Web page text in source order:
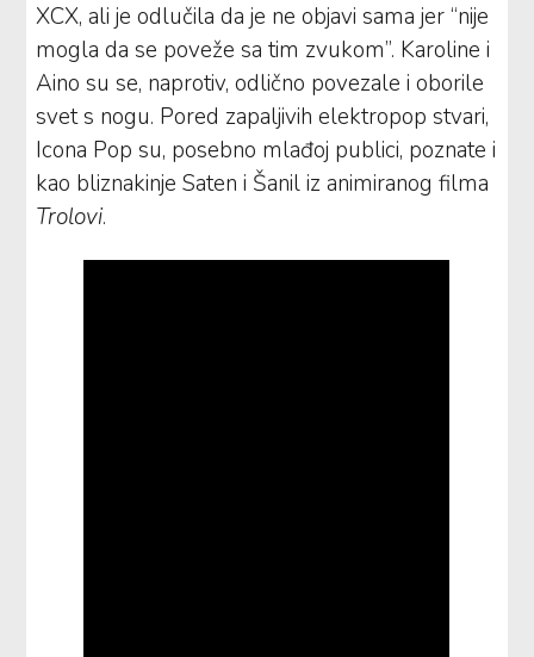
XCX, ali je odlučila da je ne objavi sama jer “nije
mogla da se poveže sa tim zvukom”. Karoline i
Aino su se, naprotiv, odlično povezale i oborile
svet s nogu. Pored zapaljivih elektropop stvari,
Icona Pop su, posebno mlađoj publici, poznate i
kao bliznakinje Saten i Šanil iz animiranog filma
Trolovi.